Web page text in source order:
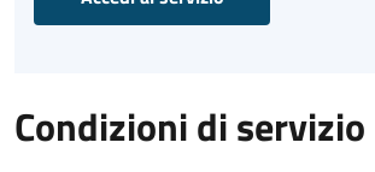
Condizioni di servizio